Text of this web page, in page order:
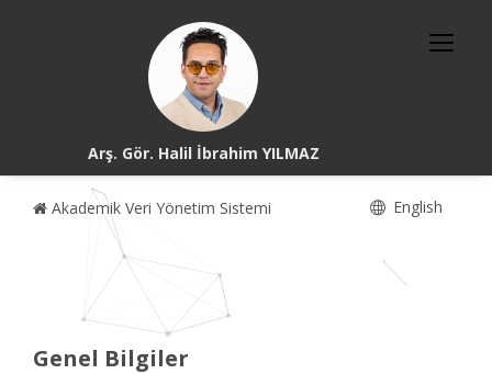
Arş. Gör. Halil İbrahim YILMAZ
Akademik Veri Yönetim Sistemi English
Genel Bilgiler